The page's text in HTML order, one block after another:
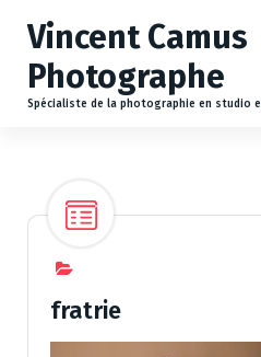
Vincent Camus
Photographe
Spécialiste de la photographie en studio
fratrie